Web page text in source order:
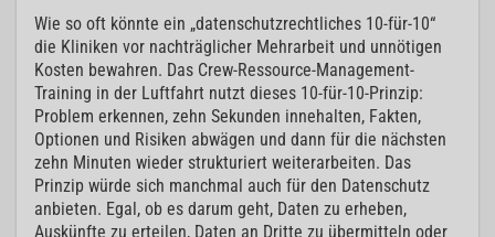
Wie so oft könnte ein „datenschutzrechtliches 10-für-10“
die Kliniken vor nachträglicher Mehrarbeit und unnötigen
Kosten bewahren. Das Crew-Ressource-Management-
Training in der Luftfahrt nutzt dieses 10-für-10-Prinzip:
Problem erkennen, zehn Sekunden innehalten, Fakten,
Optionen und Risiken abwägen und dann für die nächsten
zehn Minuten wieder strukturiert weiterarbeiten. Das
Prinzip würde sich manchmal auch für den Datenschutz
anbieten. Egal, ob es darum geht, Daten zu erheben,
Auskünfte zu erteilen, Daten an Dritte zu übermitteln oder